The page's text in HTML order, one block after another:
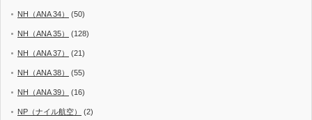
NH（ANA 34） (50)
NH（ANA 35） (128)
NH（ANA 37） (21)
NH（ANA 38） (55)
NH（ANA 39） (16)
NP（ナイル航空） (2)